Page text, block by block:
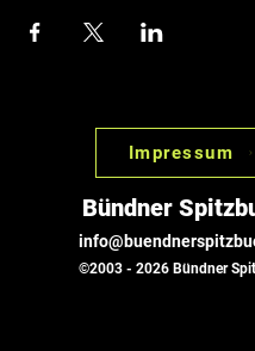
Impressum
Bündner
©2003 - 2026 Bündner